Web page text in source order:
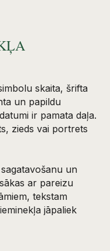
skaita, šrifta
un papildu
ir pamata daļa.
zieds vai portrets
un
ar pareizu
tekstam
jāpaliek